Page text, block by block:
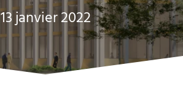
13 janvier 2022